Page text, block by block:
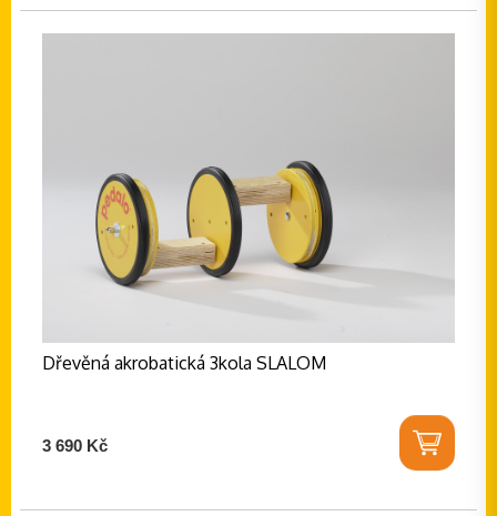
Dřevěná akrobatická 3kola SLALOM
3 690 Kč